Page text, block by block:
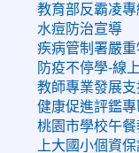
教育部反霸凌
水痘防治宣導
疾病管制署嚴
防疫不停學-線
教師專業發展
健康促進評鑑專
桃園市學校午
上大國小個資